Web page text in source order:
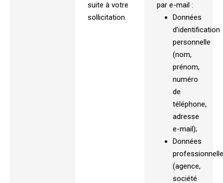
suite à votre
sollicitation.
par e-mail :
Données
d’identification
personnelle
(nom,
prénom,
numéro
de
téléphone,
adresse
e-mail);
Données
(agence,
société